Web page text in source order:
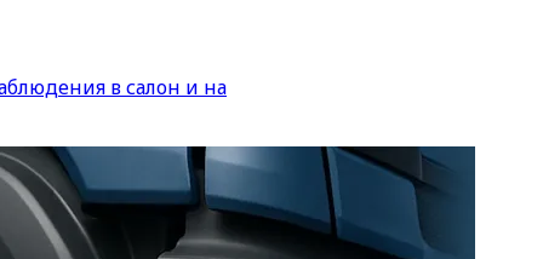
в салон и на